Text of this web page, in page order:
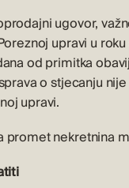
ugovor,
upravi u
od primitka
o stjecanju
upravi.
promet nekretnina